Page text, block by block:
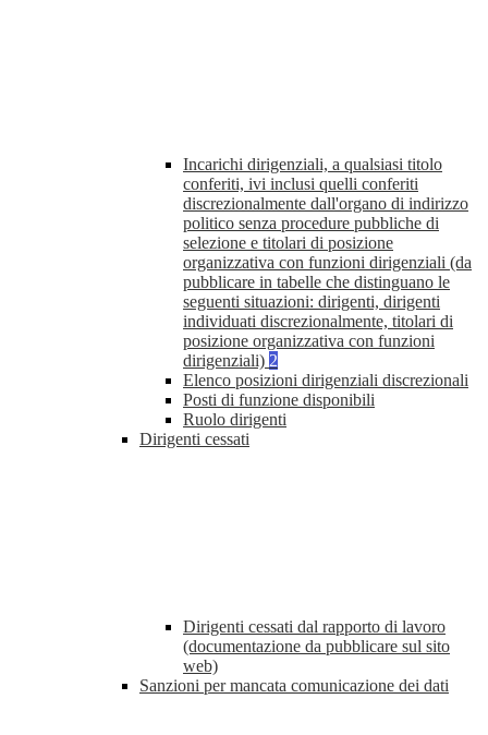
Incarichi dirigenziali, a qualsiasi titolo
conferiti, ivi inclusi quelli conferiti
discrezionalmente dall'organo di indirizzo
politico senza procedure pubbliche di
selezione e titolari di posizione
organizzativa con funzioni dirigenziali (da
pubblicare in tabelle che distinguano le
seguenti situazioni: dirigenti, dirigenti
individuati discrezionalmente, titolari di
posizione organizzativa con funzioni
dirigenziali) 2
Elenco posizioni dirigenziali discrezionali
Posti di funzione disponibili
Ruolo dirigenti
Dirigenti cessati
Dirigenti cessati dal rapporto di lavoro
(documentazione da pubblicare sul sito
web)
Sanzioni per mancata comunicazione dei dati